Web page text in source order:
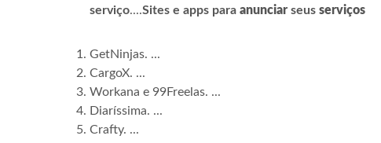
serviço....Sites e apps para anunciar seus serviços
GetNinjas. ...
CargoX. ...
Workana e 99Freelas. ...
Diaríssima. ...
Crafty. ...